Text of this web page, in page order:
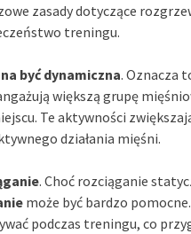
zasady dotyczące
treningu.
być dynamiczna. Oznacza
większą grupę
Te aktywności
działania mięśni.
. Choć rozciąganie
może być bardzo
podczas treningu, co